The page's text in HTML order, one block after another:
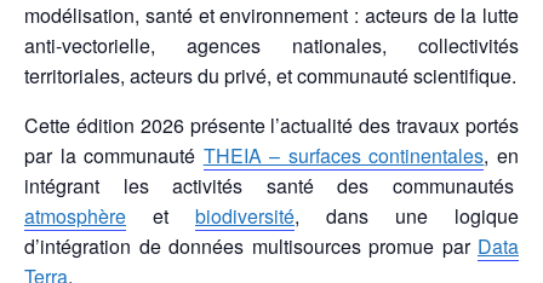
modélisation, santé et environnement : acteurs de la lutte
anti-vectorielle, agences nationales, collectivités
territoriales, acteurs du privé, et communauté scientifique.
Cette édition 2026 présente l’actualité des travaux portés
par la communauté THEIA – surfaces continentales, en
intégrant les activités santé des communautés
atmosphère et biodiversité, dans une logique
d’intégration de données multisources promue par Data
Terra.